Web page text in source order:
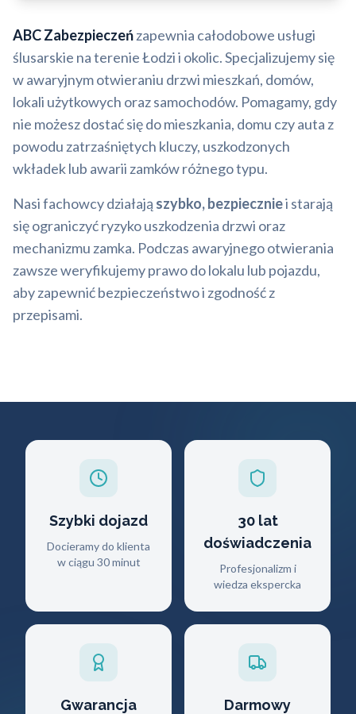
ABC Zabezpieczeńzapewnia całodobowe usługi
ślusarskie na terenie Łodzi i okolic. Specjalizujemy się
w awaryjnym otwieraniu drzwi mieszkań, domów,
lokali użytkowych oraz samochodów. Pomagamy, gdy
nie możesz dostać się do mieszkania, domu czy auta z
powodu zatrzaśniętych kluczy, uszkodzonych
wkładek lub awarii zamków różnego typu.
Nasi fachowcy działają szybko, bezpieczniei starają
się ograniczyć ryzyko uszkodzenia drzwi oraz
mechanizmu zamka. Podczas awaryjnego otwierania
zawsze weryfikujemy prawo do lokalu lub pojazdu,
aby zapewnić bezpieczeństwo i zgodność z
przepisami.
Szybki dojazd
Docieramy do klienta
w ciągu 30 minut
30 lat
doświadczenia
Profesjonalizm i
wiedza ekspercka
Gwarancja
Darmowy